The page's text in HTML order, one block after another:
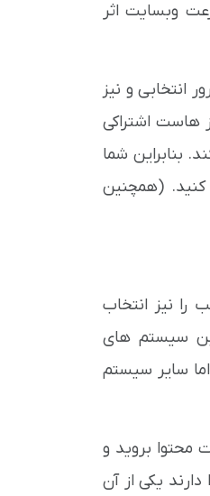
وبسایت اثر
انتخابی و نیز
هاست اشتراکی
بنابراین شما
کنید. (همچنین
نیز انتخاب
سیستم های
سایر سیستم
محتوا بروید و
یکی از آن